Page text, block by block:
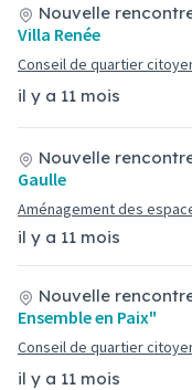
il y a 11 mois
Nouvelle
Villa Renée
Conseil de quartier
il y a 11 mois
Nouvelle
Gaulle
Aménagement des
il y a 11 mois
Nouvelle
Ensemble en Paix"
Conseil de quartier